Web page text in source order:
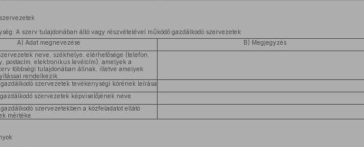
A szerv tulajdonában álló vagy részvételével működő gazdálkodó szervezetek
A) Adat megnevezése
B) Megjegyzés
neve, székhelye, elérhetősége (telefon,
postacím, elektronikus levélcím), amelyek a
többségi tulajdonában állnak, illetve amelyek
rendelkezik
szervezetek tevékenységi körének leírása
szervezetek képviselőjének neve
szervezetekben a közfeladatot ellátó
mértéke